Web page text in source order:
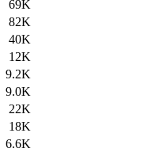
69K
82K
40K
12K
9.2K
9.0K
22K
18K
6.6K